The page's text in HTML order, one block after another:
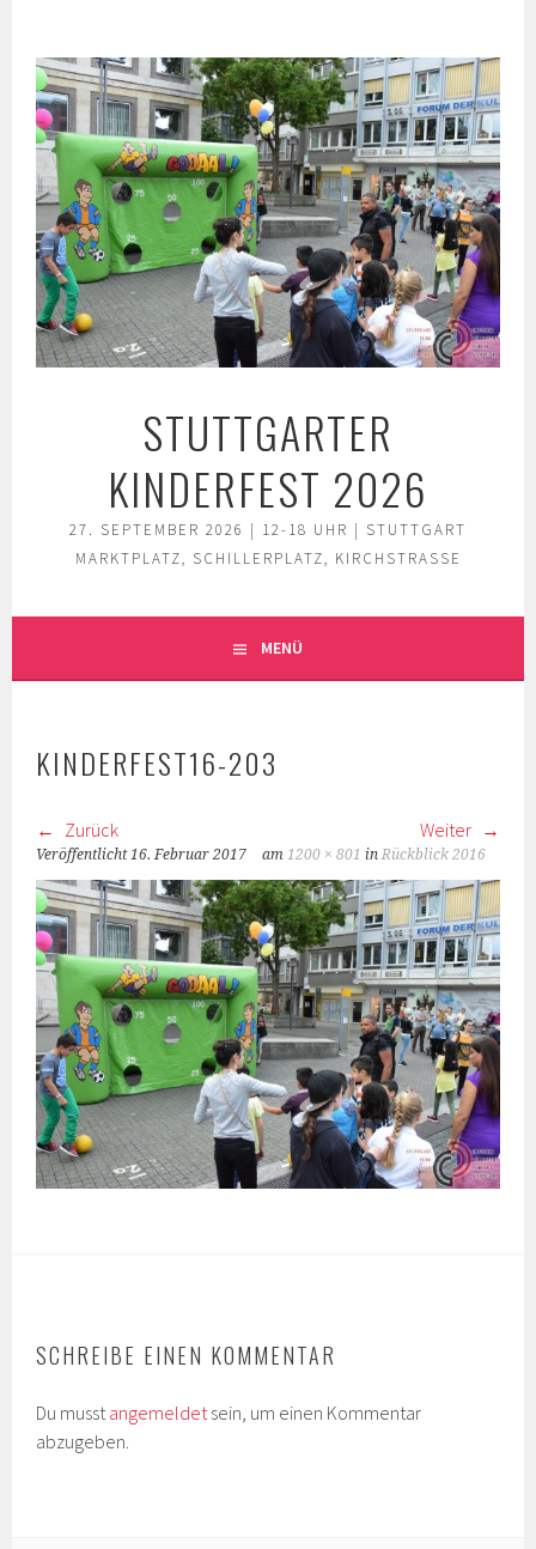
Inhalt
STUTTGARTER
KINDERFEST 2026
27. SEPTEMBER 2026 | 12-18 UHR | STUTTGART
MARKTPLATZ, SCHILLERPLATZ, KIRCHSTRASSE
MENÜ
KINDERFEST16-203
Zurück Weiter
Veröffentlicht 16. Februar 2017 am 1200 × 801 in Rückblick 2016
SCHREIBE EINEN KOMMENTAR
Du musstangemeldetsein, um einen Kommentar
abzugeben.